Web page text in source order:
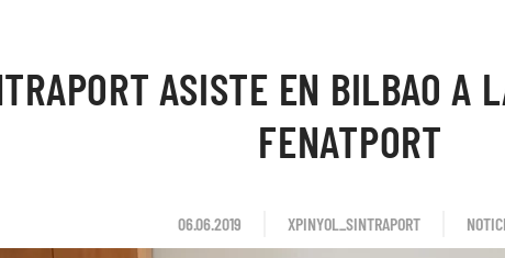
ASISTE EN BILBAO A
FENATPORT
06.06.2019 XPINYOL_SINTRAPORT